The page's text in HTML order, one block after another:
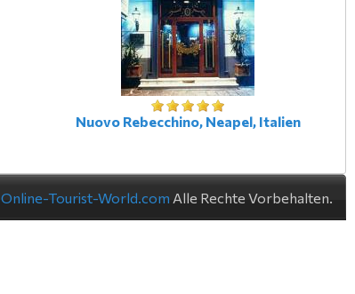
Nuovo Rebecchino, Neapel, Italien
Online-Tourist-World.com Alle Rechte Vorbehalten.